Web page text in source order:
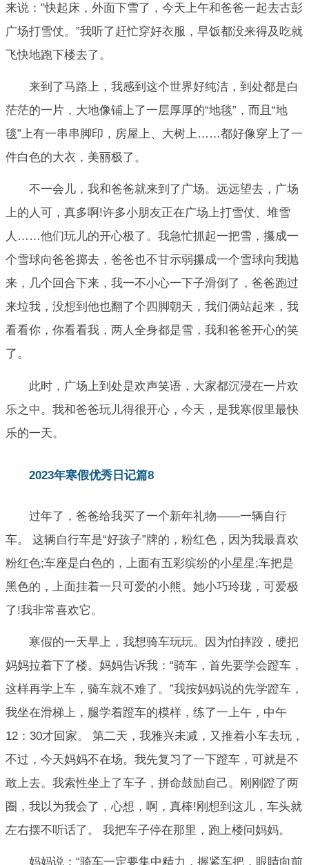
来说："快起床，外面下雪了，今天上午和爸爸一起去古彭
广场打雪仗。”我听了赶忙穿好衣服，早饭都没来得及吃就
飞快地跑下楼去了。
来到了马路上，我感到这个世界好纯洁，到处都是白
茫茫的一片，大地像铺上了一层厚厚的“地毯”，而且“地
毯”上有一串串脚印，房屋上、大树上……都好像穿上了一
件白色的大衣，美丽极了。
不一会儿，我和爸爸就来到了广场。远远望去，广场
上的人可，真多啊!许多小朋友正在广场上打雪仗、堆雪
人……他们玩儿的开心极了。我急忙抓起一把雪，攥成一
个雪球向爸爸掷去，爸爸也不甘示弱攥成一个雪球向我抛
来，几个回合下来，我一不小心一下子滑倒了，爸爸跑过
来垃我，没想到他也翻了个四脚朝天，我们俩站起来，我
看看你，你看看我，两人全身都是雪，我和爸爸开心的笑
了。
此时，广场上到处是欢声笑语，大家都沉浸在一片欢
乐之中。我和爸爸玩儿得很开心，今天，是我寒假里最快
乐的一天。
2023年寒假优秀日记篇8
过年了，爸爸给我买了一个新年礼物——一辆自行
车。 这辆自行车是“好孩子”牌的，粉红色，因为我最喜欢
粉红色;车座是白色的，上面有五彩缤纷的小星星;车把是
黑色的，上面挂着一只可爱的小熊。她小巧玲珑，可爱极
了!我非常喜欢它。
寒假的一天早上，我想骑车玩玩。因为怕摔跤，硬把
妈妈拉着下了楼。妈妈告诉我：“骑车，首先要学会蹬车，
这样再学上车，骑车就不难了。”我按妈妈说的先学蹬车，
我坐在滑梯上，腿学着蹬车的模样，练了一上午，中午
12：30才回家。 第二天，我雅兴未减，又推着小车去玩，
不过，今天妈妈不在场。我先复习了一下蹬车，可就是不
敢上去。我索性坐上了车子，拼命鼓励自己。刚刚蹬了两
圈，我以为我会了，心想，啊，真棒!刚想到这儿，车头就
左右摆不听话了。 我把车子停在那里，跑上楼问妈妈。
妈妈说：“骑车一定要集中精力，握紧车把，眼睛向前